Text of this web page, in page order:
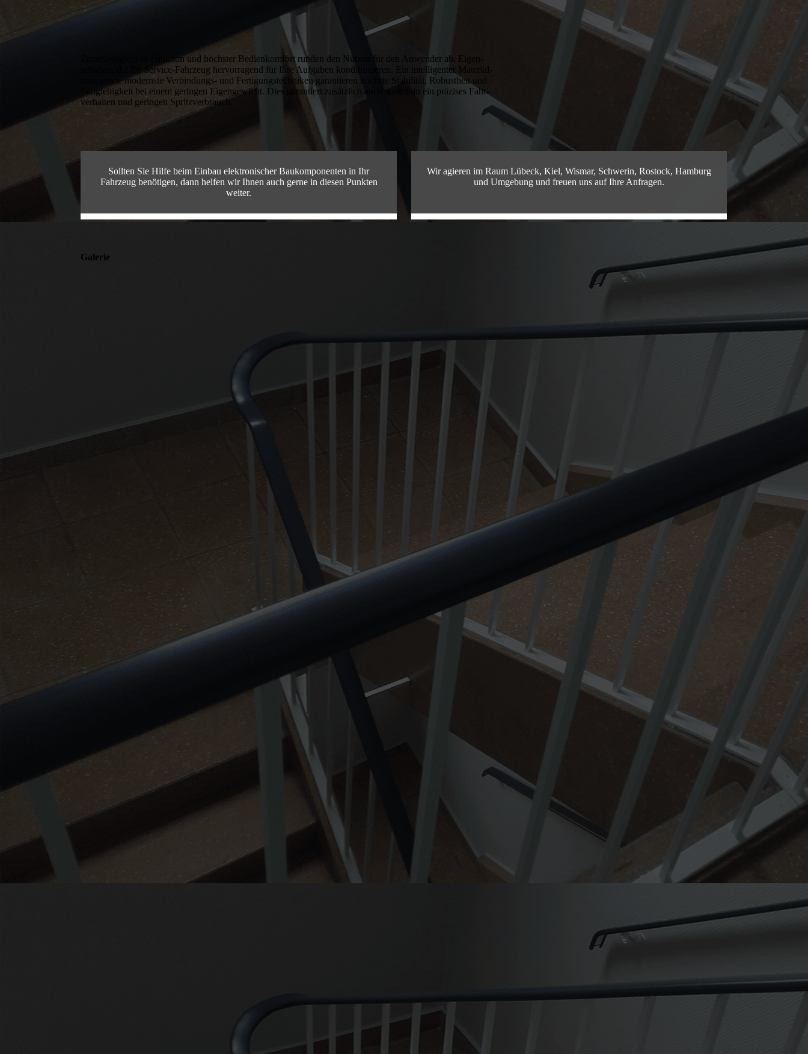
Zuverlässigkeit in Funktion und höchster Bedienkomfort runden den Nutzen für den Anwender ab. Eigen­
schaf­ten, die Ihr Service-Fahrzeug hervorragend für Ihre Aufgaben konditionieren. Ein intelligenter Mate­rial­
mix, sowie modernste Verbindungs- und Fertigungstechniken garantieren höchste Stabilität, Robustheit und
Langlebigkeit bei einem geringen Eigengewicht. Dies garantiert zusätzlich auch weiterhin ein präzises Fahr­
verhalten und geringen Spritzverbrauch.
Sollten Sie Hilfe beim Einbau elektronischer Baukomponenten in Ihr
Fahrzeug benötigen, dann helfen wir Ihnen auch gerne in diesen Punkten
weiter.
Wir agieren im Raum Lübeck, Kiel, Wismar, Schwerin, Rostock, Hamburg
und Umgebung und freuen uns auf Ihre Anfragen.
Galerie